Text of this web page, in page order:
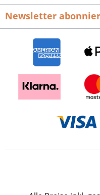
ISBN 978-
Download
Newsletter